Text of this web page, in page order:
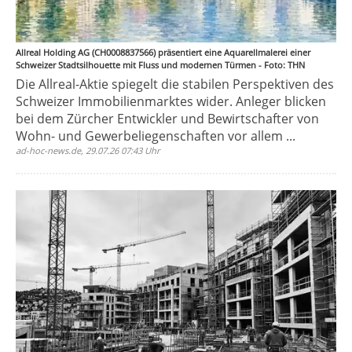
Allreal Holding AG (CH0008837566) präsentiert eine Aquarellmalerei einer
Schweizer Stadtsilhouette mit Fluss und modernen Türmen - Foto: THN
Die Allreal-Aktie spiegelt die stabilen Perspektiven des
Schweizer Immobilienmarktes wider. Anleger blicken
bei dem Zürcher Entwickler und Bewirtschafter von
Wohn- und Gewerbeliegenschaften vor allem ...
ad-hoc-news.de, 29.07.26 07:43 Uhr